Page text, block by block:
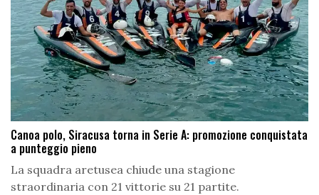
Canoa polo, Siracusa torna in Serie A: promozione conquistata
a punteggio pieno
La squadra aretusea chiude una stagione
straordinaria con 21 vittorie su 21 partite.